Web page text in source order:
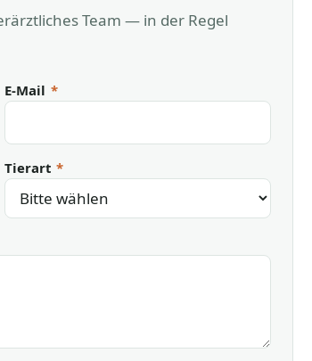
Team — in der Regel
E-Mail *
Tierart *